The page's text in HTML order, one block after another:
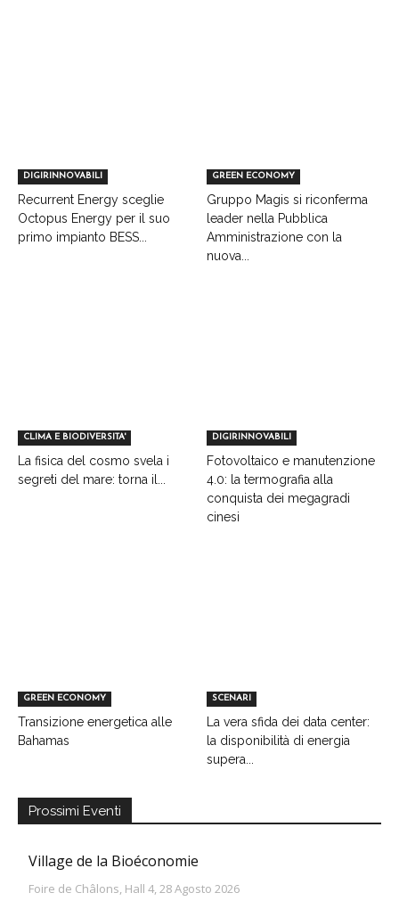
DIGIRINNOVABILI
Recurrent Energy sceglie
Octopus Energy per il suo
primo impianto BESS...
GREEN ECONOMY
Gruppo Magis si riconferma
leader nella Pubblica
Amministrazione con la
nuova...
CLIMA E BIODIVERSITA'
La fisica del cosmo svela i
segreti del mare: torna il...
DIGIRINNOVABILI
Fotovoltaico e manutenzione
4.0: la termografia alla
conquista dei megagradi
cinesi
GREEN ECONOMY
Transizione energetica alle
Bahamas
SCENARI
La vera sfida dei data center:
la disponibilità di energia
supera...
Prossimi Eventi
Village de la Bioéconomie
Foire de Châlons, Hall 4, 28 Agosto 2026